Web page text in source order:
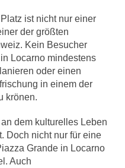
ist nicht nur einer
der größten
Kein Besucher
Locarno mindestens
oder einen
in einem der
krönen.
dem kulturelles Leben
Doch nicht nur für eine
Grande in Locarno
Auch